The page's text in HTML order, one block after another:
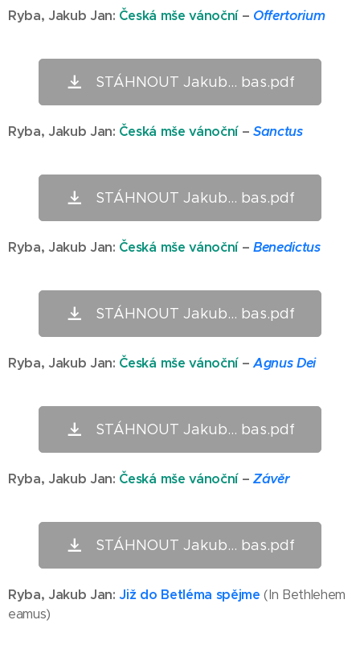
Ryba, Jakub Jan: Česká mše vánoční – Offertorium
STÁHNOUT Jakub... bas.pdf
Ryba, Jakub Jan: Česká mše vánoční – Sanctus
STÁHNOUT Jakub... bas.pdf
Ryba, Jakub Jan: Česká mše vánoční– Benedictus
STÁHNOUT Jakub... bas.pdf
Ryba, Jakub Jan: Česká mše vánoční–Agnus Dei
STÁHNOUT Jakub... bas.pdf
Ryba, Jakub Jan: Česká mše vánoční– Závěr
STÁHNOUT Jakub... bas.pdf
Ryba, Jakub Jan: Již do Betléma spějme (In Bethlehem
eamus)